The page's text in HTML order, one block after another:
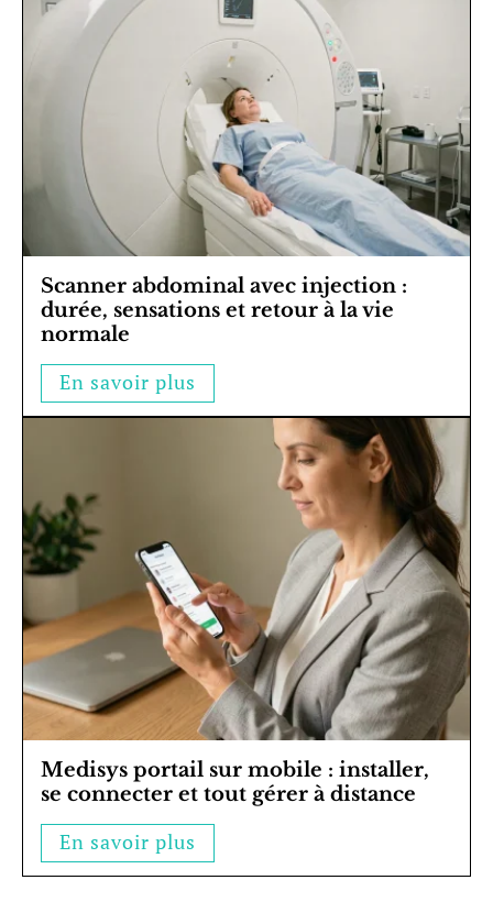
Scanner abdominal avec injection :
durée, sensations et retour à la vie
normale
En savoir plus
Medisys portail sur mobile : installer,
se connecter et tout gérer à distance
En savoir plus